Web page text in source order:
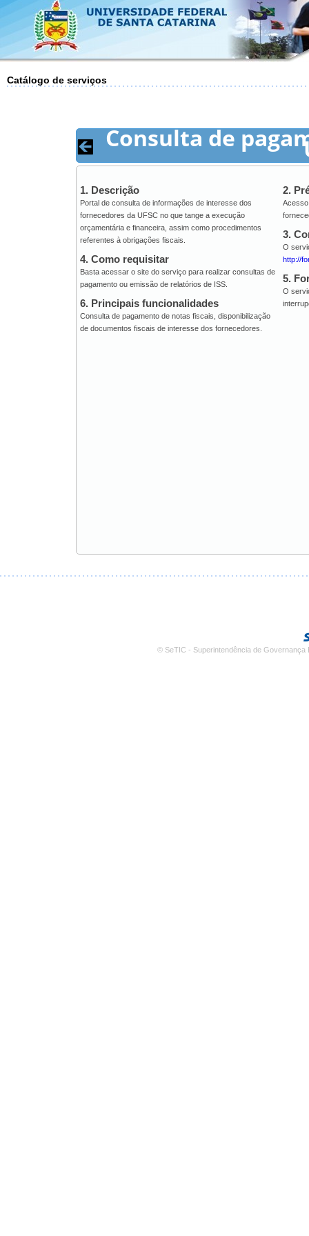
Catálogo de serviços
Consulta de
1. Descrição
Portal de consulta de informações de interesse dos
fornecedores da UFSC no que tange a execução
orçamentária e financeira, assim como procedimentos
referentes à obrigações fiscais.
2.
3.
O
http://
4. Como requisitar
Basta acessar o site do serviço para realizar consultas de
pagamento ou emissão de relatórios de ISS.
5.
O
6. Principais funcionalidades
Consulta de pagamento de notas fiscais, disponibilização
de documentos fiscais de interesse dos fornecedores.
© SeTIC - Superintendência de Governança